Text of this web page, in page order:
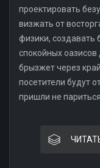
проектировать
визжать от
физики, создавать
спокойных оазисов
брызжет через
посетители будут
пришли не